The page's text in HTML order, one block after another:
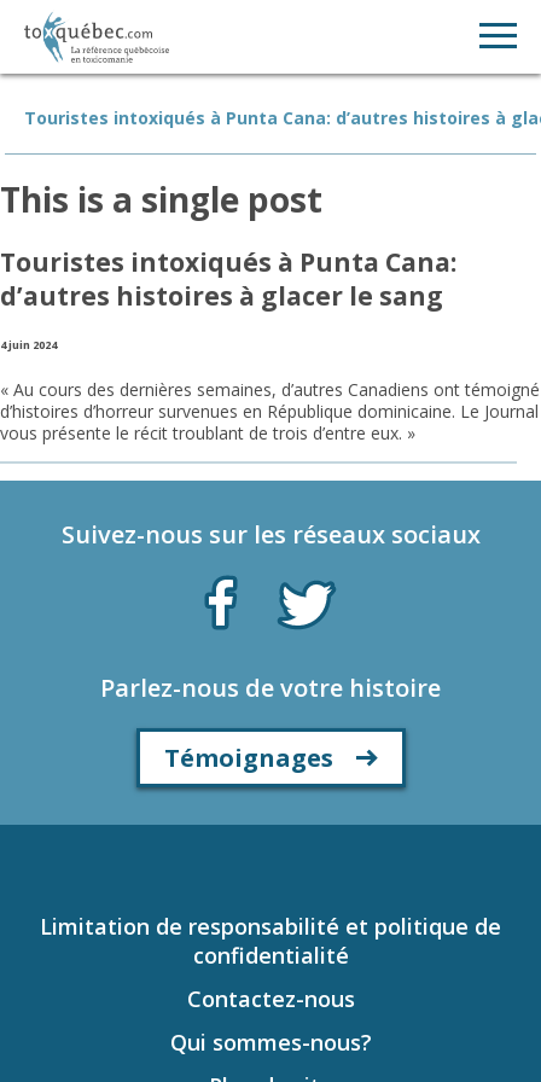
Touristes intoxiqués à Punta Cana: d’autres histoires à
This is a single post
Touristes intoxiqués à Punta Cana:
d’autres histoires à glacer le sang
4 juin 2024
« Au cours des dernières semaines, d’autres Canadiens ont témoigné
d’histoires d’horreur survenues en République dominicaine. Le Journal
vous présente le récit troublant de trois d’entre eux. »
Suivez-nous sur les réseaux sociaux
Parlez-nous de votre histoire
Témoignages
Limitation de responsabilité et politique de
confidentialité
Contactez-nous
Qui sommes-nous?